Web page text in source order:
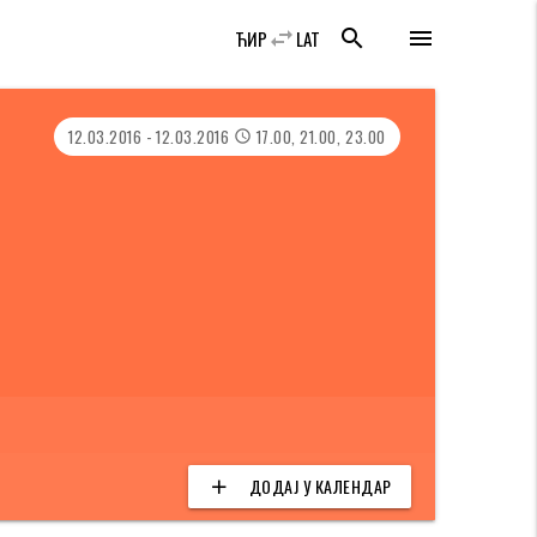
menu
search
LAT
swap_horiz
ЋИР
12.03.2016 - 12.03.2016 access_time 17.00, 21.00, 23.00
add ДОДАЈ У КАЛЕНДАР